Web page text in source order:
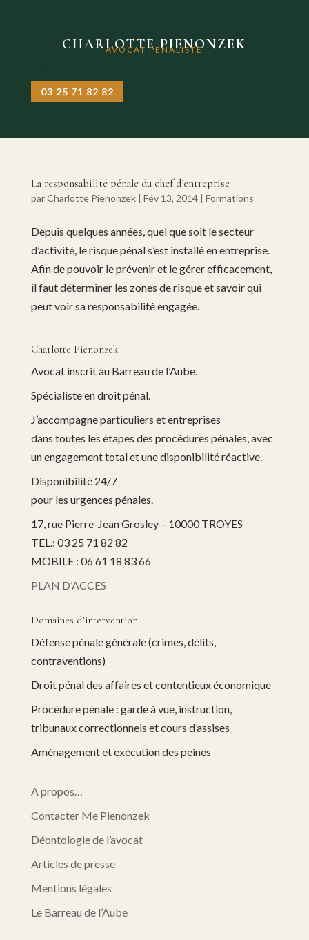
CHARLOTTE PIENONZEK
AVOCAT PÉNALISTE
03 25 71 82 82
La responsabilité pénale du chef d’entreprise
parCharlotte Pienonzek| Fév 13, 2014| Formations
Depuis quelques années, quel que soit le secteur
d’activité, le risque pénal s’est installé en entreprise.
Afin de pouvoir le prévenir et le gérer efficacement,
il faut déterminer les zones de risque et savoir qui
peut voir sa responsabilité engagée.
Charlotte Pienonzek
Avocat inscrit au Barreau de l’Aube.
Spécialiste en droit pénal.
J’accompagne particuliers et entreprises
dans toutes les étapes des procédures pénales, avec
un engagement total et une disponibilité réactive.
Disponibilité 24/7
pour les urgences pénales.
17, rue Pierre-Jean Grosley – 10000 TROYES
TEL.: 03 25 71 82 82
MOBILE : 06 61 18 83 66
PLAN D’ACCES
Domaines d’intervention
Défense pénale générale (crimes, délits,
contraventions)
Droit pénal des affaires et contentieux économique
Procédure pénale : garde à vue, instruction,
tribunaux correctionnels et cours d’assises
Aménagement et exécution des peines
A propos…
Contacter Me Pienonzek
Déontologie de l’avocat
Articles de presse
Mentions légales
Le Barreau de l’Aube